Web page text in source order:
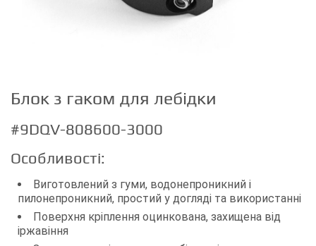
Блок з гаком для лебідки
#9DQV-808600-3000
Особливості:
Виготовлений з гуми, водонепроникний і
пилонепроникний, простий у догляді та використанні
Поверхня кріплення оцинкована, захищена від
іржавіння